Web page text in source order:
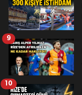
9
10